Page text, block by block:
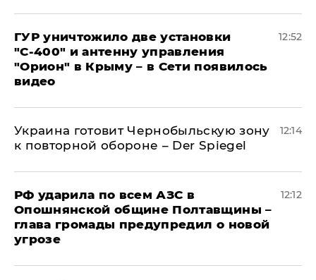
ГУР уничтожило две установки
"С‑400" и антенну управления
"Орион" в Крыму – в Сети появилось
видео
12:52
Украина готовит Чернобыльскую зону
к повторной обороне – Der Spiegel
12:14
РФ ударила по всем АЗС в
Опошнянской общине Полтавщины –
глава громады предупредил о новой
угрозе
12:12